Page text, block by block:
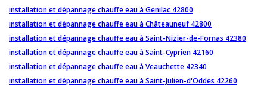
installation et dépannage chauffe eau à Genilac 42800
installation et dépannage chauffe eau à Châteauneuf 42800
installation et dépannage chauffe eau à Saint-Nizier-de-Fornas 42380
installation et dépannage chauffe eau à Saint-Cyprien 42160
installation et dépannage chauffe eau à Veauchette 42340
installation et dépannage chauffe eau à Saint-Julien-d'Oddes 42260